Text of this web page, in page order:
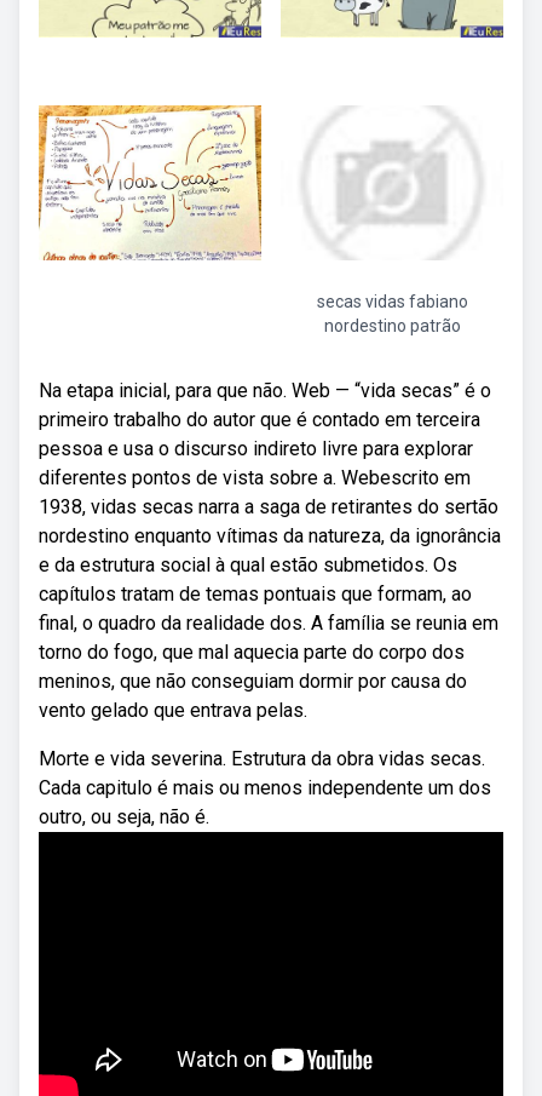
secas vidas fabiano
nordestino patrão
Na etapa inicial, para que não. Web — “vida secas” é o
primeiro trabalho do autor que é contado em terceira
pessoa e usa o discurso indireto livre para explorar
diferentes pontos de vista sobre a. Webescrito em
1938, vidas secas narra a saga de retirantes do sertão
nordestino enquanto vítimas da natureza, da ignorância
e da estrutura social à qual estão submetidos. Os
capítulos tratam de temas pontuais que formam, ao
final, o quadro da realidade dos. A família se reunia em
torno do fogo, que mal aquecia parte do corpo dos
meninos, que não conseguiam dormir por causa do
vento gelado que entrava pelas.
Morte e vida severina. Estrutura da obra vidas secas.
Cada capitulo é mais ou menos independente um dos
outro, ou seja, não é.